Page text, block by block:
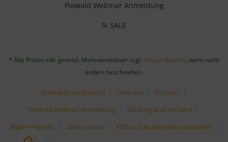
Piowald Webinar Anmeldung
% SALE
* Alle Preise inkl. gesetzl. Mehrwertsteuer zzgl. Versandkosten, wenn nicht
anders beschrieben.
Cookie-Einstellungen Über uns
Kontakt
Piowald Webinar Anmeldung
Zahlung und Versand
Widerrufsrecht
Datenschutz
AGB und Kundeninformationen